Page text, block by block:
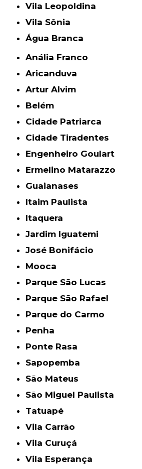
Vila Leopoldina
Vila Sônia
Água Branca
Anália Franco
Aricanduva
Artur Alvim
Belém
Cidade Patriarca
Cidade Tiradentes
Engenheiro Goulart
Ermelino Matarazzo
Guaianases
Itaim Paulista
Itaquera
Jardim Iguatemi
José Bonifácio
Mooca
Parque São Lucas
Parque São Rafael
Parque do Carmo
Penha
Ponte Rasa
Sapopemba
São Mateus
São Miguel Paulista
Tatuapé
Vila Carrão
Vila Curuçá
Vila Esperança